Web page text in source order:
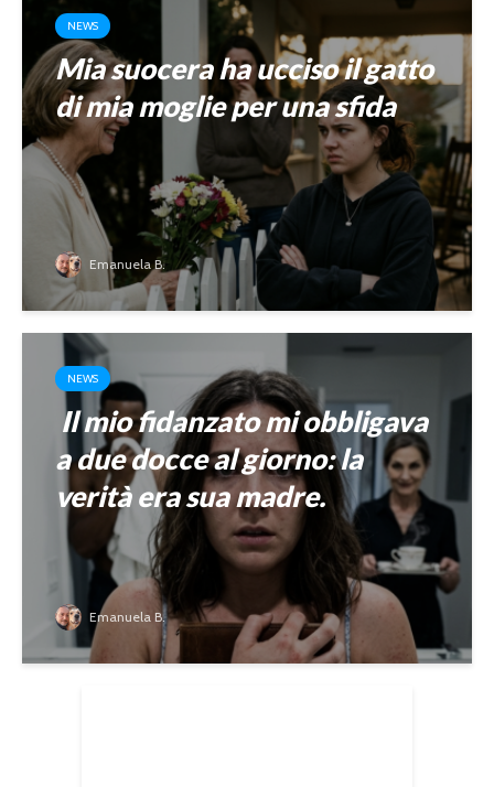
NEWS
Mia suocera ha ucciso il gatto
di mia moglie per una sfida
Emanuela B.
NEWS
Il mio fidanzato mi obbligava
a due docce al giorno: la
verità era sua madre.
Emanuela B.